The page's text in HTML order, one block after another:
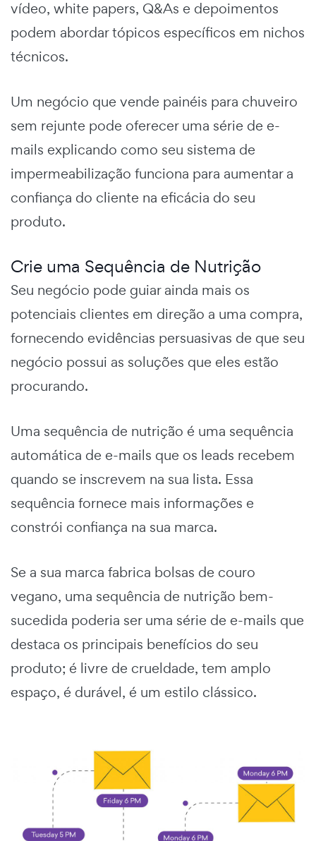
vídeo, white papers, Q&As e depoimentos
podem abordar tópicos específicos em nichos
técnicos.
Um negócio que vende painéis para chuveiro
sem rejunte pode oferecer uma série de e-
mails explicando como seu sistema de
impermeabilização funciona para aumentar a
confiança do cliente na eficácia do seu
produto.
Crie uma Sequência de Nutrição
Seu negócio pode guiar ainda mais os
potenciais clientes em direção a uma compra,
fornecendo evidências persuasivas de que seu
negócio possui as soluções que eles estão
procurando.
Uma sequência de nutrição é uma sequência
automática de e-mails que os leads recebem
quando se inscrevem na sua lista. Essa
sequência fornece mais informações e
constrói confiança na sua marca.
Se a sua marca fabrica bolsas de couro
vegano, uma sequência de nutrição bem-
sucedida poderia ser uma série de e-mails que
destaca os principais benefícios do seu
produto; é livre de crueldade, tem amplo
espaço, é durável, é um estilo clássico.